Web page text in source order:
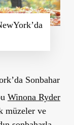
Sonbahar
Winona Ryder
müzeler ve